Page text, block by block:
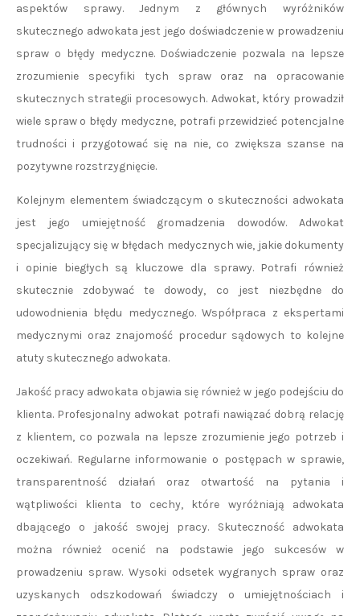
aspektów sprawy. Jednym z głównych wyróżników
skutecznego adwokata jest jego doświadczenie w prowadzeniu
spraw o błędy medyczne. Doświadczenie pozwala na lepsze
zrozumienie specyfiki tych spraw oraz na opracowanie
skutecznych strategii procesowych. Adwokat, który prowadził
wiele spraw o błędy medyczne, potrafi przewidzieć potencjalne
trudności i przygotować się na nie, co zwiększa szanse na
pozytywne rozstrzygnięcie.
Kolejnym elementem świadczącym o skuteczności adwokata
jest jego umiejętność gromadzenia dowodów. Adwokat
specjalizujący się w błędach medycznych wie, jakie dokumenty
i opinie biegłych są kluczowe dla sprawy. Potrafi również
skutecznie zdobywać te dowody, co jest niezbędne do
udowodnienia błędu medycznego. Współpraca z ekspertami
medycznymi oraz znajomość procedur sądowych to kolejne
atuty skutecznego adwokata.
Jakość pracy adwokata objawia się również w jego podejściu do
klienta. Profesjonalny adwokat potrafi nawiązać dobrą relację
z klientem, co pozwala na lepsze zrozumienie jego potrzeb i
oczekiwań. Regularne informowanie o postępach w sprawie,
transparentność działań oraz otwartość na pytania i
wątpliwości klienta to cechy, które wyróżniają adwokata
dbającego o jakość swojej pracy. Skuteczność adwokata
można również ocenić na podstawie jego sukcesów w
prowadzeniu spraw. Wysoki odsetek wygranych spraw oraz
uzyskanych odszkodowań świadczy o umiejętnościach i